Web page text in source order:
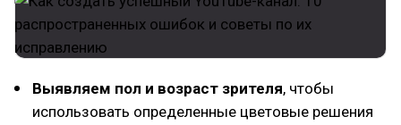
Выявляем пол и возраст зрителя, чтобы
использовать определенные цветовые решения